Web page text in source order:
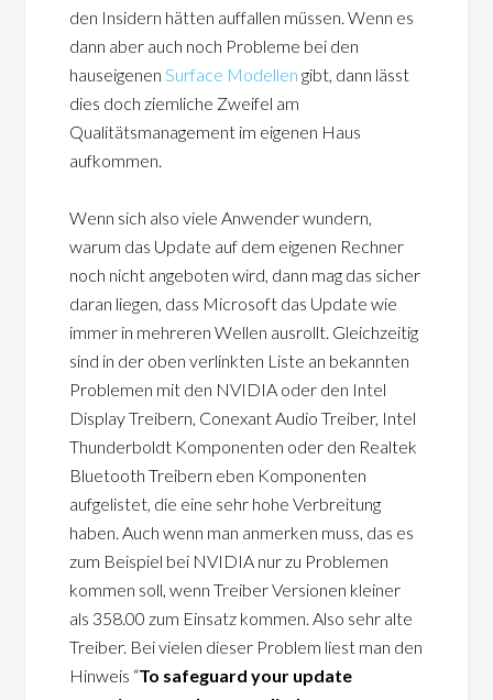
den Insidern hätten auffallen müssen. Wenn es
dann aber auch noch Probleme bei den
hauseigenenSurface Modellen gibt, dann lässt
dies doch ziemliche Zweifel am
Qualitätsmanagement im eigenen Haus
aufkommen.
Wenn sich also viele Anwender wundern,
warum das Update auf dem eigenen Rechner
noch nicht angeboten wird, dann mag das sicher
daran liegen, dass Microsoft das Update wie
immer in mehreren Wellen ausrollt. Gleichzeitig
sind in der oben verlinkten Liste an bekannten
Problemen mit den NVIDIA oder den Intel
Display Treibern, Conexant Audio Treiber, Intel
Thunderboldt Komponenten oder den Realtek
Bluetooth Treibern eben Komponenten
aufgelistet, die eine sehr hohe Verbreitung
haben. Auch wenn man anmerken muss, das es
zum Beispiel bei NVIDIA nur zu Problemen
kommen soll, wenn Treiber Versionen kleiner
als 358.00 zum Einsatz kommen. Also sehr alte
Treiber. Bei vielen dieser Problem liest man den
Hinweis “To safeguard your update